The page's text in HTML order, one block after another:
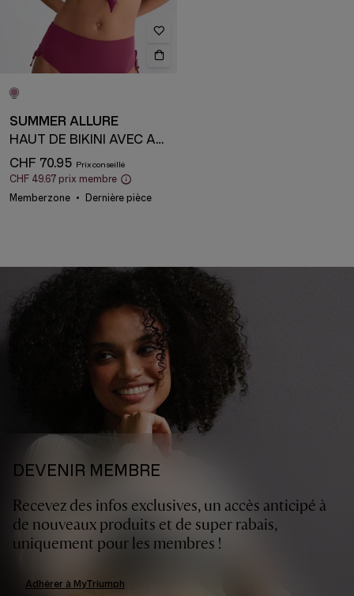
SUMMER ALLURE
HAUT DE BIKINI AVEC ARMATURE
CHF 70.95
CHF 49.67 prix membre
Memberzone
Dernière pièce
DEVENIR MEMBRE
Recevez des infos exclusives, un accès anticipé à
de nouveaux produits et de super rabais,
uniquement pour les membres !
Adhérer à MyTriumph